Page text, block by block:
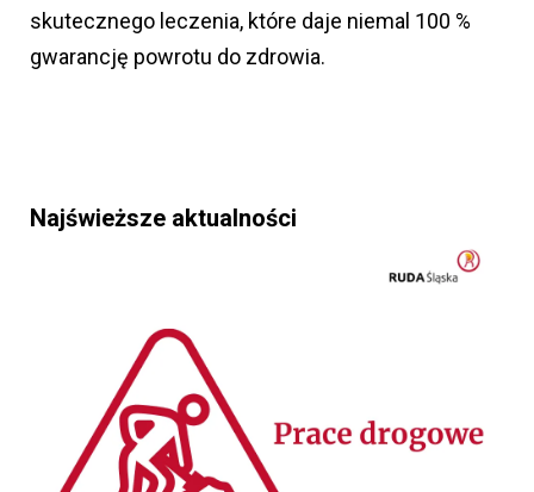
skutecznego leczenia, które daje niemal 100 %
gwarancję powrotu do zdrowia.
Najświeższe aktualności